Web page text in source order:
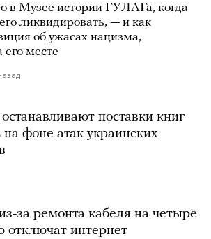
в Музее истории ГУЛАГа, когда
ликвидировать, — и как
об ужасах нацизма,
месте
поставки книг
фоне атак украинских
за ремонта кабеля на четыре
отключат интернет